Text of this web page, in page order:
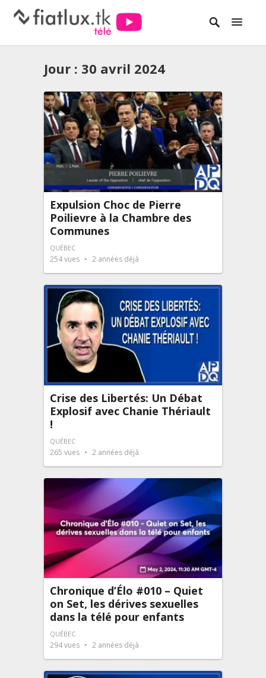
Jour : 30 avril 2024
Expulsion Choc de Pierre
Poilievre à la Chambre des
Communes
QUÉBEC
254vues 2 années déjà
Crise des Libertés: Un Débat
Explosif avec Chanie Thériault
!
QUÉBEC
265 vues 2 années déjà
Chronique d’Élo #010 – Quiet
on Set, les dérives sexuelles
dans la télé pour enfants
QUÉBEC
294vues 2 années déjà